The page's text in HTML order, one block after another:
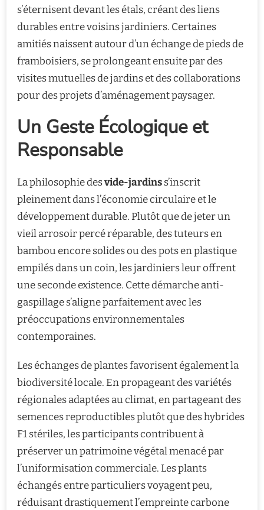
s’éternisent devant les étals, créant des liens
durables entre voisins jardiniers. Certaines
amitiés naissent autour d’un échange de pieds de
framboisiers, se prolongeant ensuite par des
visites mutuelles de jardins et des collaborations
pour des projets d’aménagement paysager.
Un Geste Écologique et
Responsable
La philosophie desvide-jardinss’inscrit
pleinement dans l’économie circulaire et le
développement durable. Plutôt que de jeter un
vieil arrosoir percé réparable, des tuteurs en
bambou encore solides ou des pots en plastique
empilés dans un coin, les jardiniers leur offrent
une seconde existence. Cette démarche anti-
gaspillage s’aligne parfaitement avec les
préoccupations environnementales
contemporaines.
Les échanges de plantes favorisent également la
biodiversité locale. En propageant des variétés
régionales adaptées au climat, en partageant des
semences reproductibles plutôt que des hybrides
F1 stériles, les participants contribuent à
préserver un patrimoine végétal menacé par
l’uniformisation commerciale. Les plants
échangés entre particuliers voyagent peu,
réduisant drastiquement l’empreinte carbone